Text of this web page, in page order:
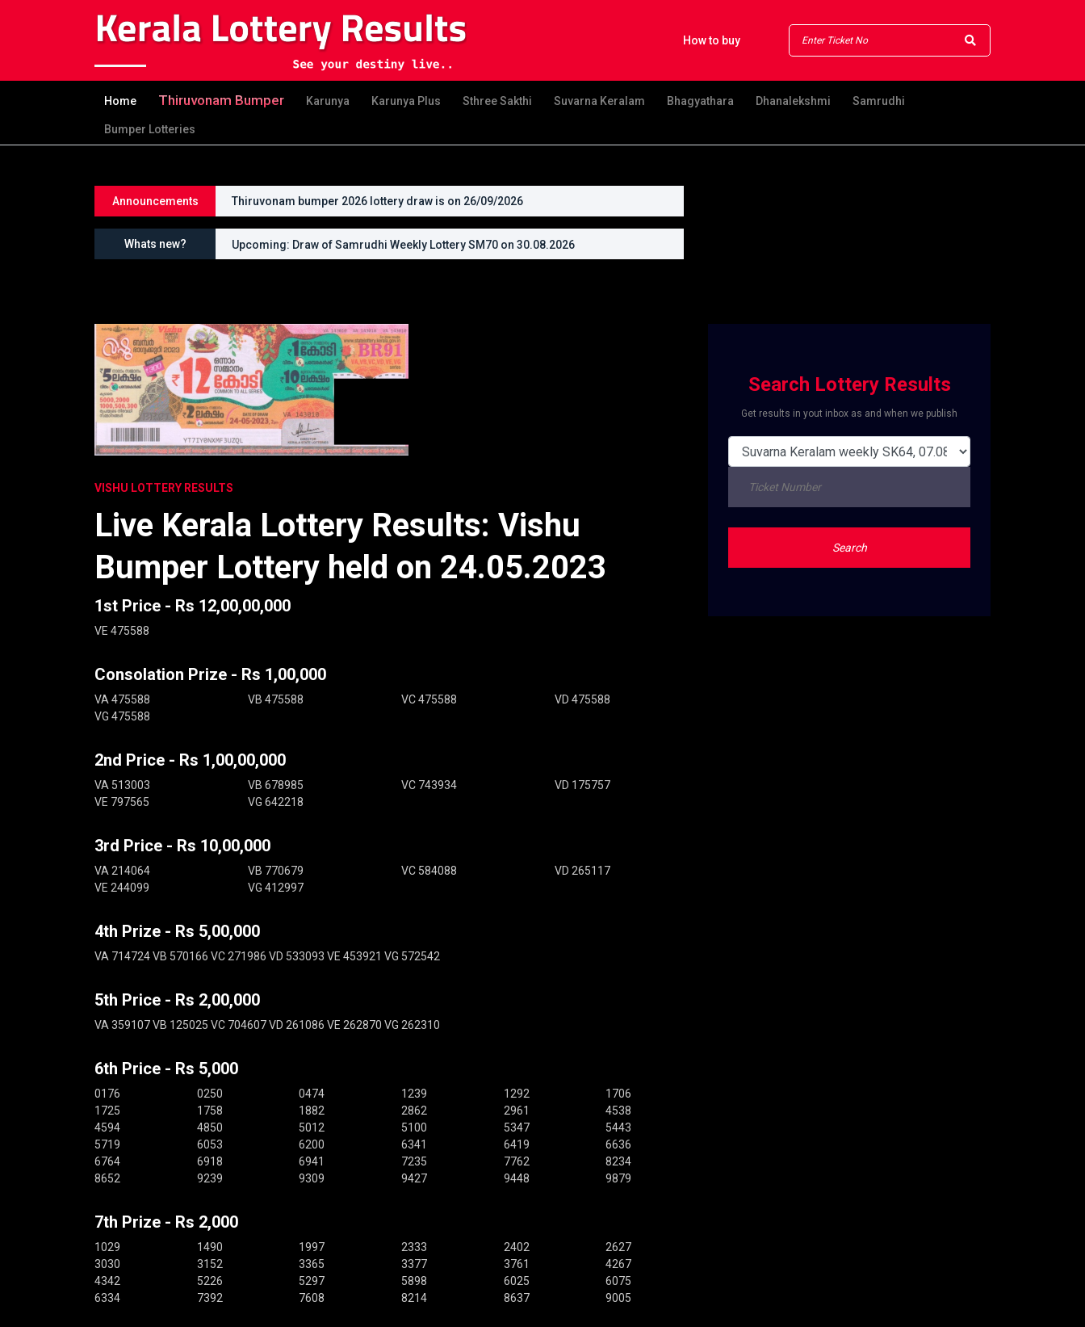
How to buy
Home Thiruvonam Bumper Karunya Karunya Plus Sthree Sakthi Suvarna Keralam Bhagyathara Dhanalekshmi Samrudhi
Bumper Lotteries
Announcements Thiruvonam bumper 2026 lottery draw is on 26/09/2026
Whats new? Upcoming: Draw of Samrudhi Weekly Lottery SM70 on 30.08.2026
VISHU LOTTERY RESULTS
Live Kerala Lottery Results: Vishu
Bumper Lottery held on 24.05.2023
1st Price - Rs 12,00,00,000
VE 475588
Consolation Prize - Rs 1,00,000
VA 475588 VB 475588 VC 475588
VD 475588
VG 475588
2nd Price - Rs 1,00,00,000
VA 513003 VB 678985 VC 743934
VD 175757
VE 797565
VG 642218
3rd Price - Rs 10,00,000
VA 214064 VB 770679 VC 584088
VD 265117
VE 244099
VG 412997
4th Prize - Rs 5,00,000
VA 714724 VB 570166 VC 271986 VD 533093 VE 453921 VG 572542
5th Price - Rs 2,00,000
VA 359107 VB 125025 VC 704607 VD 261086 VE 262870 VG 262310
6th Price - Rs 5,000
0176 0250 0474 1239 1292
1706
1725
1758 1882 2862 2961
4538
4594
4850 5012 5100 5347
5443
5719
6053 6200 6341 6419
6636
6764
6918 6941 7235 7762
8234
8652
9239 9309 9427 9448 9879
7th Prize - Rs 2,000
1029 1490 1997 2333 2402
2627
3030
3152 3365 3377 3761
4267
4342
5226 5297 5898 6025
6075
6334
7392 7608 8214 8637 9005
Search Lottery Results
Get results in yout inbox as and when we publish
Search